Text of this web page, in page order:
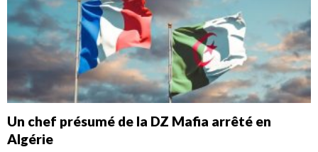
Un chef présumé de la DZ Mafia arrêté en
Algérie